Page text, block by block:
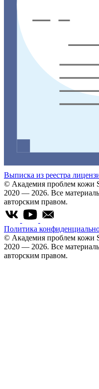
Выписка из реестра
© Академия проблем кожи
2020 — 2026. Все
авторским правом.
Политика
© Академия проблем кожи
2020 — 2026. Все
авторским правом.